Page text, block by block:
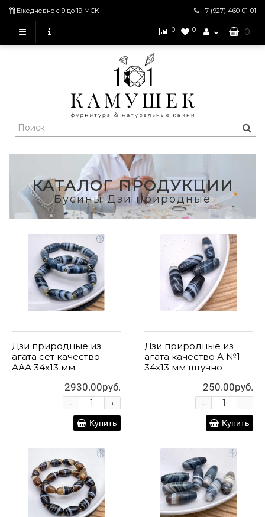
Ежедневно с 9 до 19 МСК +7 (927) 460-01-01
0 0 : 0
КАТАЛОГ ПРОДУКЦИИ
Бусины Дзи природные
Дзи природные из
агата сет качество
ААА 34х13 мм
2930.00руб.
+
-
Купить
Дзи природные из
агата качество А №1
34х13 мм штучно
250.00руб.
+
-
Купить